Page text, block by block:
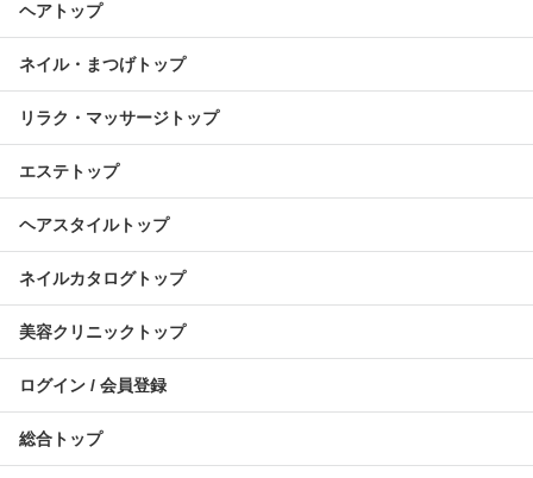
ヘアトップ
ネイル・まつげトップ
リラク・マッサージトップ
エステトップ
ヘアスタイルトップ
ネイルカタログトップ
美容クリニックトップ
ログイン / 会員登録
総合トップ